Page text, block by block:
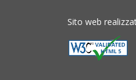
Sito web